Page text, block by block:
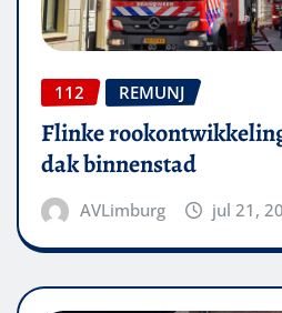
112 REMUNJ
Flinke
dak binnenstad
AVLimburg jul 21,